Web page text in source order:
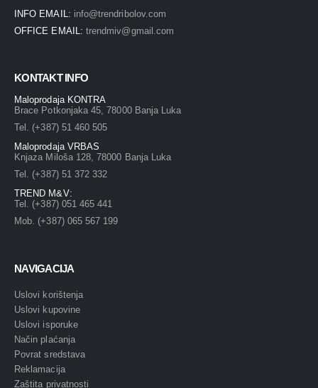
INFO EMAIL: info@trendribolov.com
OFFICE EMAIL: trendmiv@gmail.com
KONTAKT INFO
Maloprodaja KONTRA
Brace Potkonjaka 45, 78000 Banja Luka
Tel. (+387) 51 460 505
Maloprodaja VRBAS
Knjaza Miloša 128, 78000 Banja Luka
Tel. (+387) 51 372 332
TREND M&V:
Tel. (+387) 051 465 441
Mob. (+387) 065 567 199
NAVIGACIJA
Uslovi korištenja
Uslovi kupovine
Uslovi isporuke
Način plaćanja
Povrat sredstava
Reklamacija
Zaštita privatnosti